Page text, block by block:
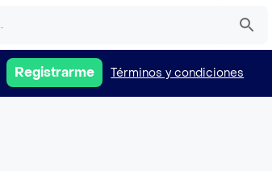
Registrarme Términos y condiciones